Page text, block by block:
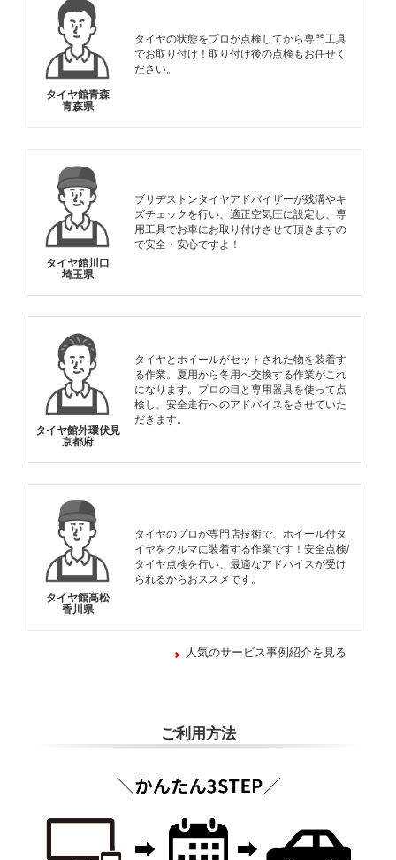
タイヤ館青森
青森県
タイヤの状態をプロが点検してから専門工具
でお取り付け！取り付け後の点検もお任せく
ださい。
タイヤ館川口
埼玉県
ブリヂストンタイヤアドバイザーが残溝やキ
ズチェックを行い、適正空気圧に設定し、専
用工具でお車にお取り付けさせて頂きますの
で安全・安心ですよ！
タイヤ館外環伏見
京都府
タイヤとホイールがセットされた物を装着す
る作業。夏用から冬用へ交換する作業がこれ
になります。プロの目と専用器具を使って点
検し、安全走行へのアドバイスをさせていた
だきます。
タイヤ館高松
香川県
タイヤのプロが専門店技術で、ホイール付タ
イヤをクルマに装着する作業です！安全点検/
タイヤ点検を行い、最適なアドバイスが受け
られるからおススメです。
人気のサービス事例紹介を見る
ご利用方法